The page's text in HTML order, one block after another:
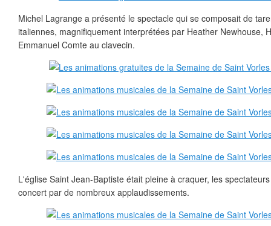
Michel Lagrange a présenté le spectacle qui se composait de
italiennes, magnifiquement interprétées par Heather Newhouse,
Emmanuel Comte au clavecin.
L'église Saint Jean-Baptiste était pleine à craquer, les
concert par de nombreux applaudissements.